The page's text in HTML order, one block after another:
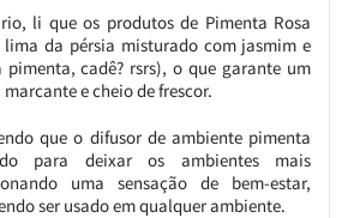
li que os produtos de Pimenta Rosa
da pérsia misturado com jasmim e
pimenta, cadê? rsrs), o que garante um
e cheio de frescor.
que o difusor de ambiente pimenta
para deixar os ambientes mais
uma sensação de bem-estar,
ser usado em qualquer ambiente.